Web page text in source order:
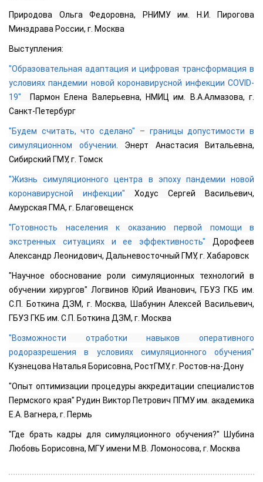
Природова Ольга Федоровна, РНИМУ им. Н.И. Пирогова
Минздрава России, г. Москва
Выступления:
"Образовательная адаптация и цифровая трансформация в
условиях пандемии новой коронавирусной инфекции COVID-
19"
Пармон Елена Валерьевна, НМИЦ им. В.А.Алмазова, г.
Санкт-Петербург
"Будем считать, что сделано" – границы допустимости в
симуляционном обучении . Энерт Анастасия Витальевна,
Сибирский ГМУ, г. Томск
"Жизнь симуляционного центра в эпоху пандемии новой
коронавирусной инфекции" Ходус Сергей Васильевич,
Амурская ГМА, г. Благовещенск
"Готовность населения к оказанию первой помощи в
экстренных ситуациях и ее эффективность" Дорофеев
Александр Леонидович, Дальневосточный ГМУ, г. Хабаровск
"Научное обоснование роли симуляционных технологий в
обучении хирургов" Логвинов Юрий Иванович, ГБУЗ ГКБ им.
С.П. Боткина ДЗМ, г. Москва, Шабунин Алексей Васильевич,
ГБУЗ ГКБ им. С.П. Боткина ДЗМ, г. Москва
"Возможности отработки навыков оперативного
родоразрешения в условиях симуляционного обучения"
Кузнецова Наталья Борисовна, РостГМУ, г. Ростов-на-Дону
"Опыт оптимизации процедуры аккредитации специалистов
Пермского края" Рудин Виктор Петрович ПГМУ им. академика
Е.А. Вагнера, г. Пермь
"Где брать кадры для симуляционного обучения?" Шубина
Любовь Борисовна, МГУ имени М.В. Ломоносова, г. Москва